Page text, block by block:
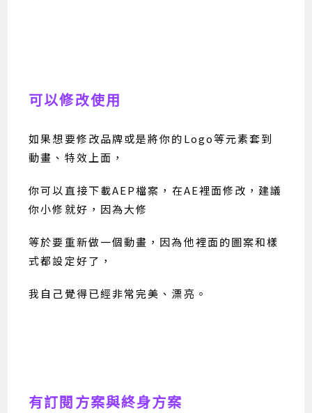
可以修改使用
如果想要修改品牌或是將你的Logo等元素套到
動畫、特效上面，
你可以直接下載AEP檔案，在AE裡面修改，建議
你小修就好，因為大修
等於要重新做一個動畫，因為他裡面的圖案和樣
式都設定好了，
我自己覺得已經非常完美、漂亮。
有訂閱方案與終身方案